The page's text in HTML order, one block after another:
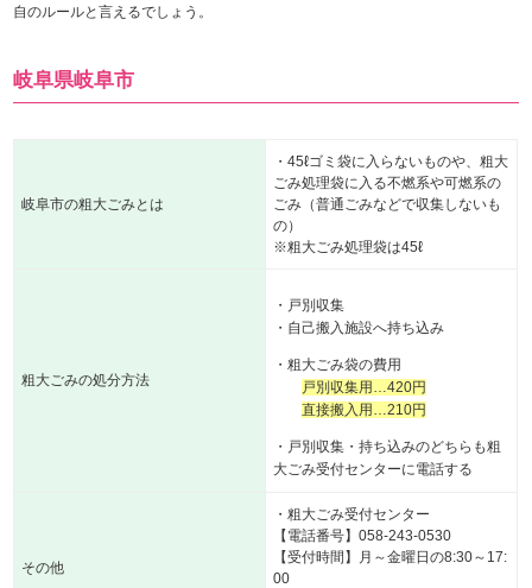
自のルールと言えるでしょう。
岐阜県岐阜市
岐阜市の粗大ごみとは
・45ℓゴミ袋に入らないものや、粗大
ごみ処理袋に入る不燃系や可燃系の
ごみ（普通ごみなどで収集しないも
の）
※粗大ごみ処理袋は45ℓ
粗大ごみの処分方法
・戸別収集
・自己搬入施設へ持ち込み
・粗大ごみ袋の費用
戸別収集用…420円
直接搬入用…210円
・戸別収集・持ち込みのどちらも粗
大ごみ受付センターに電話する
その他
・粗大ごみ受付センター
【電話番号】058-243-0530
【受付時間】月～金曜日の8:30～17:
00